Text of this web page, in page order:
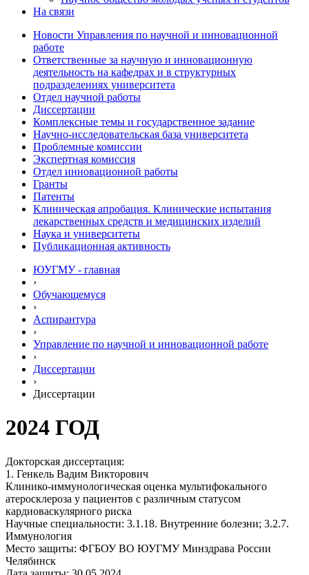
На связи
Новости Управления по научной и инновационной
работе
Ответственные за научную и инновационную
деятельность на кафедрах и в структурных
подразделениях университета
Отдел научной работы
Диссертации
Комплексные темы и государственное задание
Научно-исследовательская база университета
Проблемные комиссии
Экспертная комиссия
Отдел инновационной работы
Гранты
Патенты
Клиническая апробация. Клинические испытания
лекарственных средств и медицинских изделий
Наука и университеты
Публикационная активность
ЮУГМУ - главная
›
Обучающемуся
›
Аспирантура
›
Управление по научной и инновационной работе
›
Диссертации
›
Диссертации
2024 ГОД
Докторская диссертация:
1. Генкель Вадим Викторович
Клинико-иммунологическая оценка мультифокального
атеросклероза у пациентов с различным статусом
кардиоваскулярного риска
Научные специальности: 3.1.18. Внутренние болезни; 3.2.7.
Иммунология
Место защиты: ФГБОУ ВО ЮУГМУ Минздрава России
Челябинск